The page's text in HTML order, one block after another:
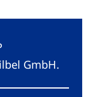
GmbH.